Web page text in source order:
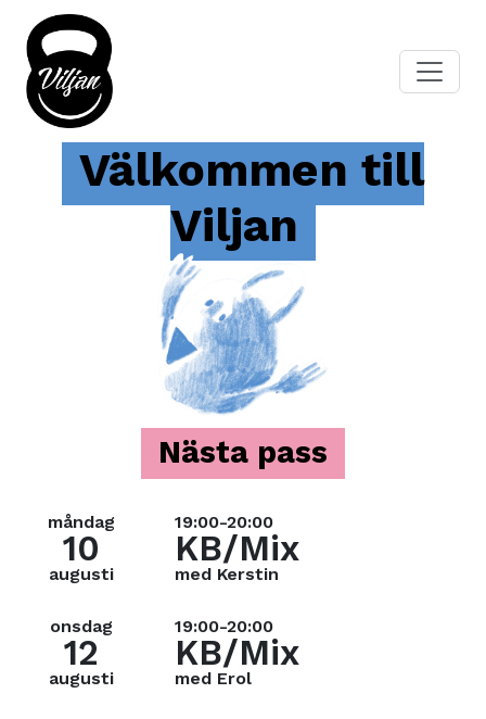
Välkommen till
Viljan
Nästa pass
måndag
10
augusti
19:00-20:00
KB/Mix
med Kerstin
onsdag
12
augusti
19:00-20:00
KB/Mix
med Erol